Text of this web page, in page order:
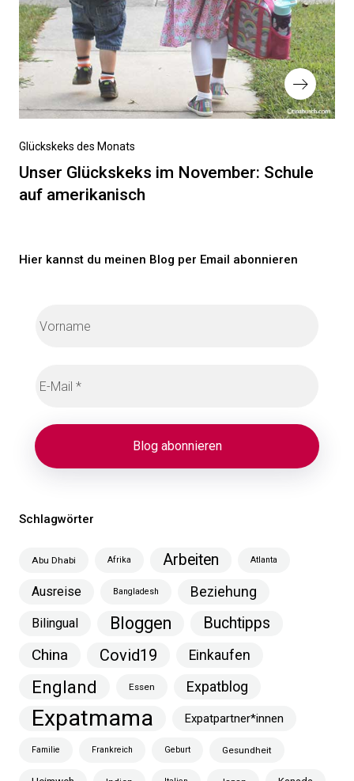
Nächster
Beitrag
Glückskeks des Monats
Unser Glückskeks im November: Schule
auf amerikanisch
Hier kannst du meinen Blog per Email abonnieren
Schlagwörter
Abu Dhabi Afrika Arbeiten Atlanta
Ausreise Bangladesh Beziehung
Bilingual Bloggen
Buchtipps
China
Covid19 Einkaufen
England Essen Expatblog
Expatmama Expatpartner*innen
Familie Frankreich Geburt Gesundheit